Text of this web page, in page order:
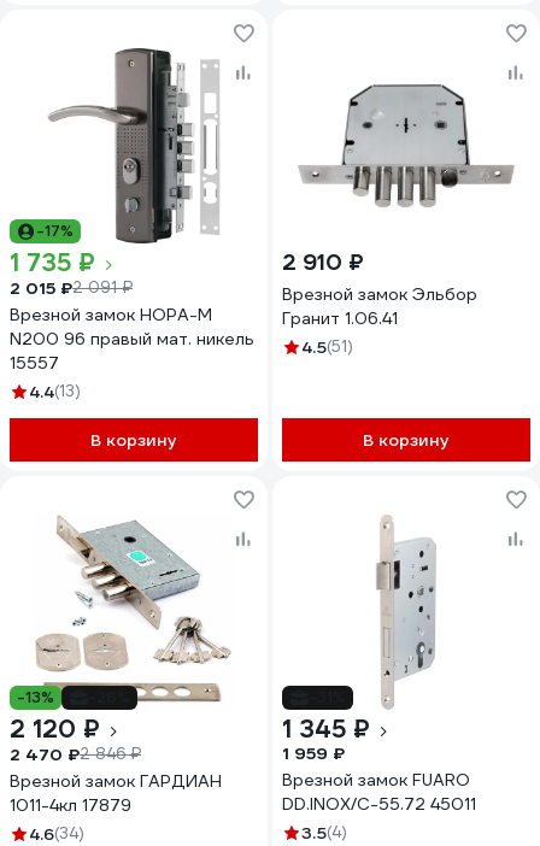
-17%
1 735 ₽
2 015 ₽2 091 ₽
Врезной замок НОРА-М
N200 96 правый мат. никель
15557
4.4(13)
В корзину
2 910 ₽
Врезной замок Эльбор
Гранит 1.06.41
4.5(51)
В корзину
-13%
2 120 ₽
2 470 ₽2 846 ₽
Врезной замок ГАРДИАН
1011-4кл 17879
4.6(34)
1 345 ₽
1 959 ₽
Врезной замок FUARO
DD.INOX/C-55.72 45011
3.5(4)